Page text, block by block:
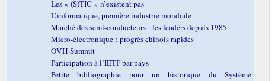
Les « (S)TIC » n’existent pas
L’informatique, première industrie mondiale
Marché des semi-conducteurs : les leaders depuis 1985
Micro-électronique : progrès chinois rapides
OVH Summit
Participation à l’IETF par pays
Petite bibliographie pour un historique du Système